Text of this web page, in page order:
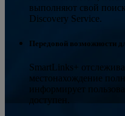
выполняют свой
Discovery Service.
Передовой возможности
SmartLinks+
местонахождение
информирует
доступен.